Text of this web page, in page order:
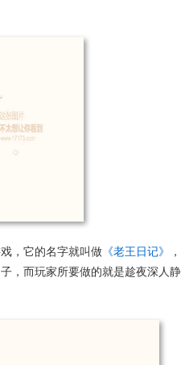
，它的名字就叫做 《老王日记》
，
，而玩家所要做的就是趁夜深人静